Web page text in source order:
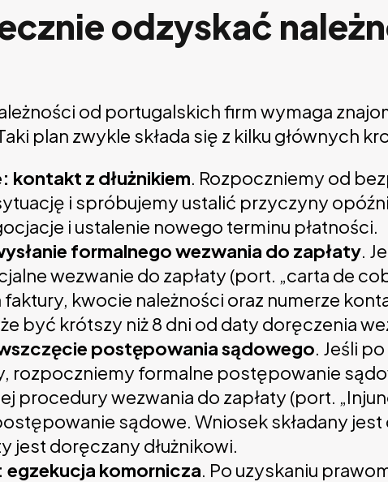
odzyskać
od portugalskich firm wymaga
plan zwykle składa się z kilku głównych
kontakt z dłużnikiem. Rozpoczniemy od
i spróbujemy ustalić przyczyny
i ustalenie nowego terminu płatności.
formalnego wezwania do zapłaty.
wezwanie do zapłaty (port. „carta de
kwocie należności oraz numerze
być krótszy niż 8 dni od daty doręczenia
postępowania sądowego. Jeśli
rozpoczniemy formalne postępowanie
procedury wezwania do zapłaty (port.
sądowe. Wniosek składany
jest doręczany dłużnikowi.
egzekucja komornicza. Po uzyskaniu